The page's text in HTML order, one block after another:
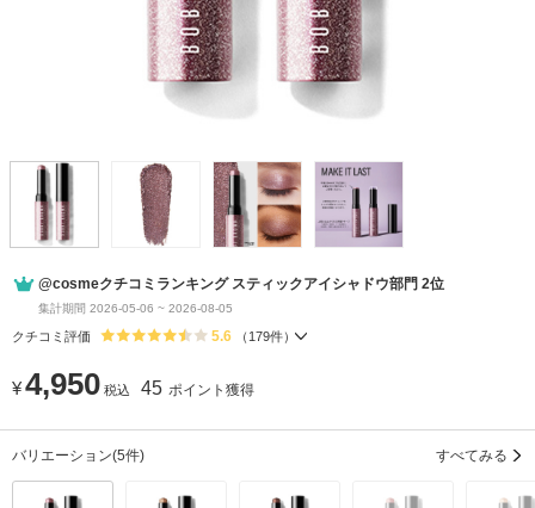
@cosmeクチコミランキング スティックアイシャドウ部門 2位
集計期間 2026-05-06 ~ 2026-08-05
クチコミ評価 5.6 （ 179件）
¥4,950 税込 45 ポイント獲得
バリエーション(5件) すべてみる